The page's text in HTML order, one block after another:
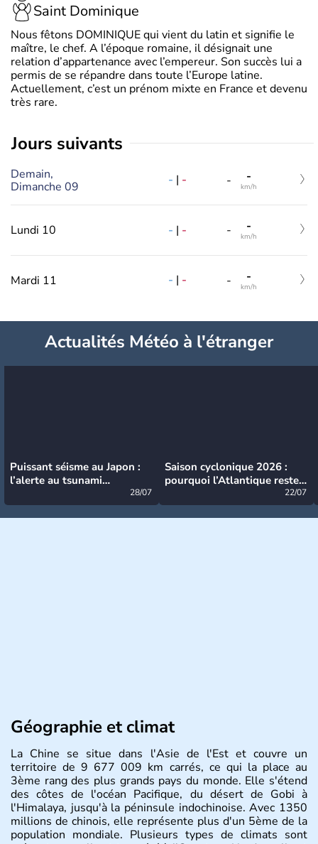
Saint Dominique
Nous fêtons DOMINIQUE qui vient du latin et signifie le
maître, le chef. A l’époque romaine, il désignait une
relation d’appartenance avec l’empereur. Son succès lui a
permis de se répandre dans toute l’Europe latine.
Actuellement, c’est un prénom mixte en France et devenu
très rare.
jours suivants
Demain,
Dimanche 09
- | - - -
km/h
Lundi 10 - | - - -
km/h
Mardi 11 - | - - -
km/h
Actualités Météo à l'étranger
Puissant séisme au Japon :
l’alerte au tsunami
28/07
Saison cyclonique 2026 :
pourquoi l’Atlantique reste
22/07
Géographie et climat
La Chine se situe dans l'Asie de l'Est et couvre un
territoire de 9 677 009 km carrés, ce qui la place au
3ème rang des plus grands pays du monde. Elle s'étend
des côtes de l'océan Pacifique, du désert de Gobi à
l'Himalaya, jusqu'à la péninsule indochinoise. Avec 1350
millions de chinois, elle représente plus d'un 5ème de la
population mondiale. Plusieurs types de climats sont